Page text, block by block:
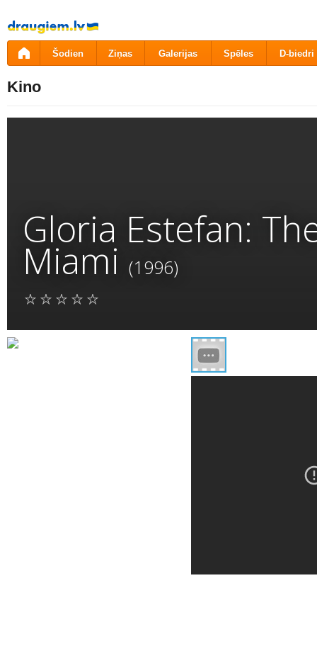
Pāriet
uz
saturu
Šodien Ziņas Galerijas Spēles D-biedri
Kino
Gloria Estefan:
Miami (1996)